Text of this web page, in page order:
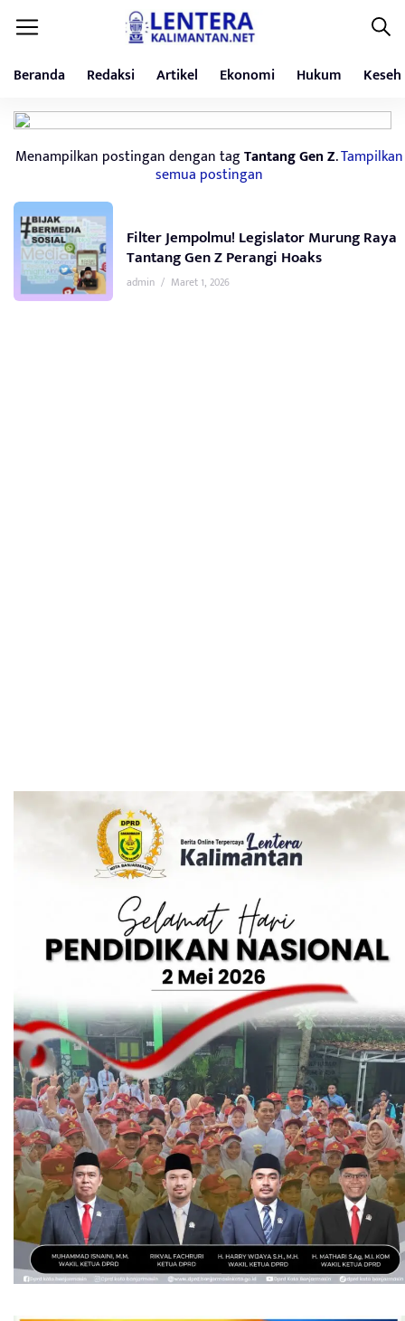
Beranda Redaksi Artikel Ekonomi Hukum
Menampilkan postingan dengan tagTantang Gen Z.Tampilkan
semua postingan
Filter Jempolmu! Legislator Murung Raya
Tantang Gen Z Perangi Hoaks
admin / Maret 1, 2026